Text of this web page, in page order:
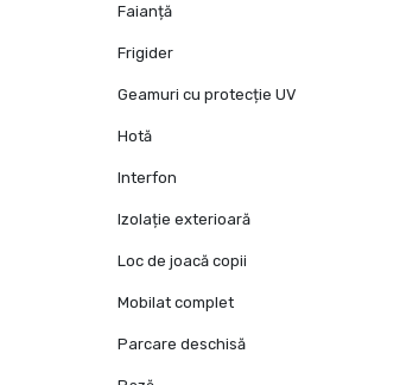
Faianță
Frigider
Geamuri cu protecție UV
Hotă
Interfon
Izolație exterioară
Loc de joacă copii
Mobilat complet
Parcare deschisă